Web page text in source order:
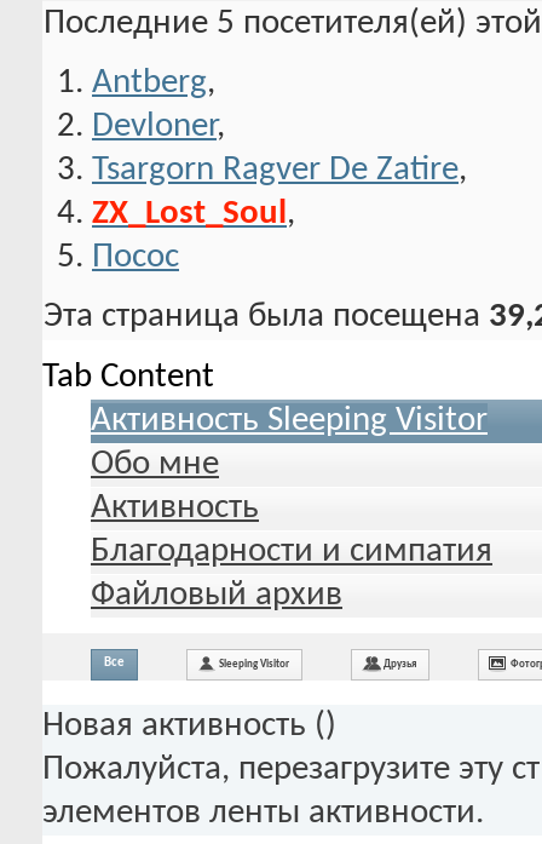
Последние 5 посетителя(ей)
Antberg,
Devloner,
Tsargorn Ragver De Zatire,
ZX_Lost_Soul ,
Посос
Эта страница была посещена
Tab Content
Активность Sleeping Visitor
Обо мне
Активность
Благодарности и симпатия
Файловый архив
Все Sleeping Visitor Друзья
Новая активность ()
Пожалуйста, перезагрузите эту
элементов ленты активности.